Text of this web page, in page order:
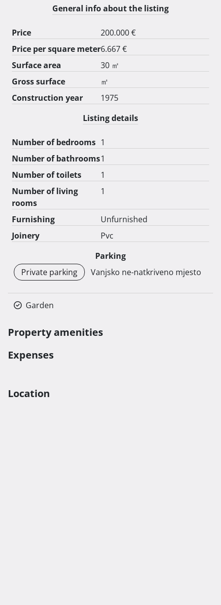
Teren se sastoji od 4 čestice koje su 1/1 na moje ime.
Daljnje Uređenje kućice moguče po dogovoru.
General info about the listing
Price
200.000 €
Price per square meter6.667 €
Surface area
30 ㎡
Gross surface
㎡
Construction year
1975
Listing details
Number of bedrooms 1
Number of bathrooms1
Number of toilets
1
Number of living
rooms
1
Furnishing
Unfurnished
Joinery
Pvc
Parking
Private parking
Vanjsko ne-natkriveno mjesto
Garden
Property amenities
Expenses
Location